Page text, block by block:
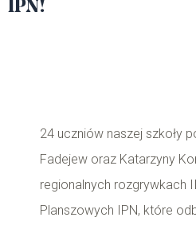
IPN!
24 uczniów naszej szkoły
Fadejew oraz Katarzyny
regionalnych rozgrywkach
Planszowych IPN, które